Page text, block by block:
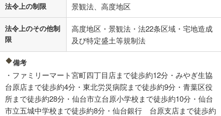
法令上の制限 景観法、高度地区
法令上のその他制
限
高度地区・景観法・法22条区域・宅地造成
及び特定盛土等規制法
備考
・ファミリーマート宮町四丁目店まで徒歩約12分・みやぎ生協
台原店まで徒歩約4分・東北労災病院まで徒歩約9分・青葉区役
所まで徒歩約28分・仙台市立台原小学校まで徒歩約10分・仙台
市立五城中学校まで徒歩約8分・仙台銀行 台原支店まで徒歩約